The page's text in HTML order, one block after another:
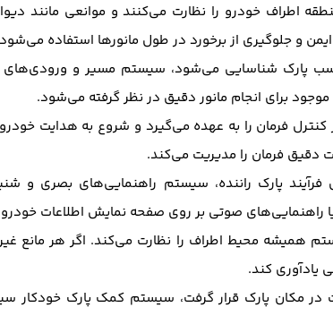
اطراف خودرو را نظارت می‌کنند و موانعی مانند
و جلوگیری از برخورد در طول مانورها استفاده
پارک شناسایی می‌شود، سیستم مسیر و ورودی‌های
برای انجام مانور دقیق در نظر گرفته می‌شود.
فرمان را به عهده می‌گیرد و شروع به هدایت خودرو
دقیق فرمان را مدیریت می‌کند.
پارک راننده، سیستم راهنمایی‌های بصری و
راهنمایی‌های صوتی بر روی صفحه نمایش اطلاعات
همیشه محیط اطراف را نظارت می‌کند. اگر هر مانع
یادآوری کند.
مکان پارک قرار گرفت، سیستم کمک پارک خودکار